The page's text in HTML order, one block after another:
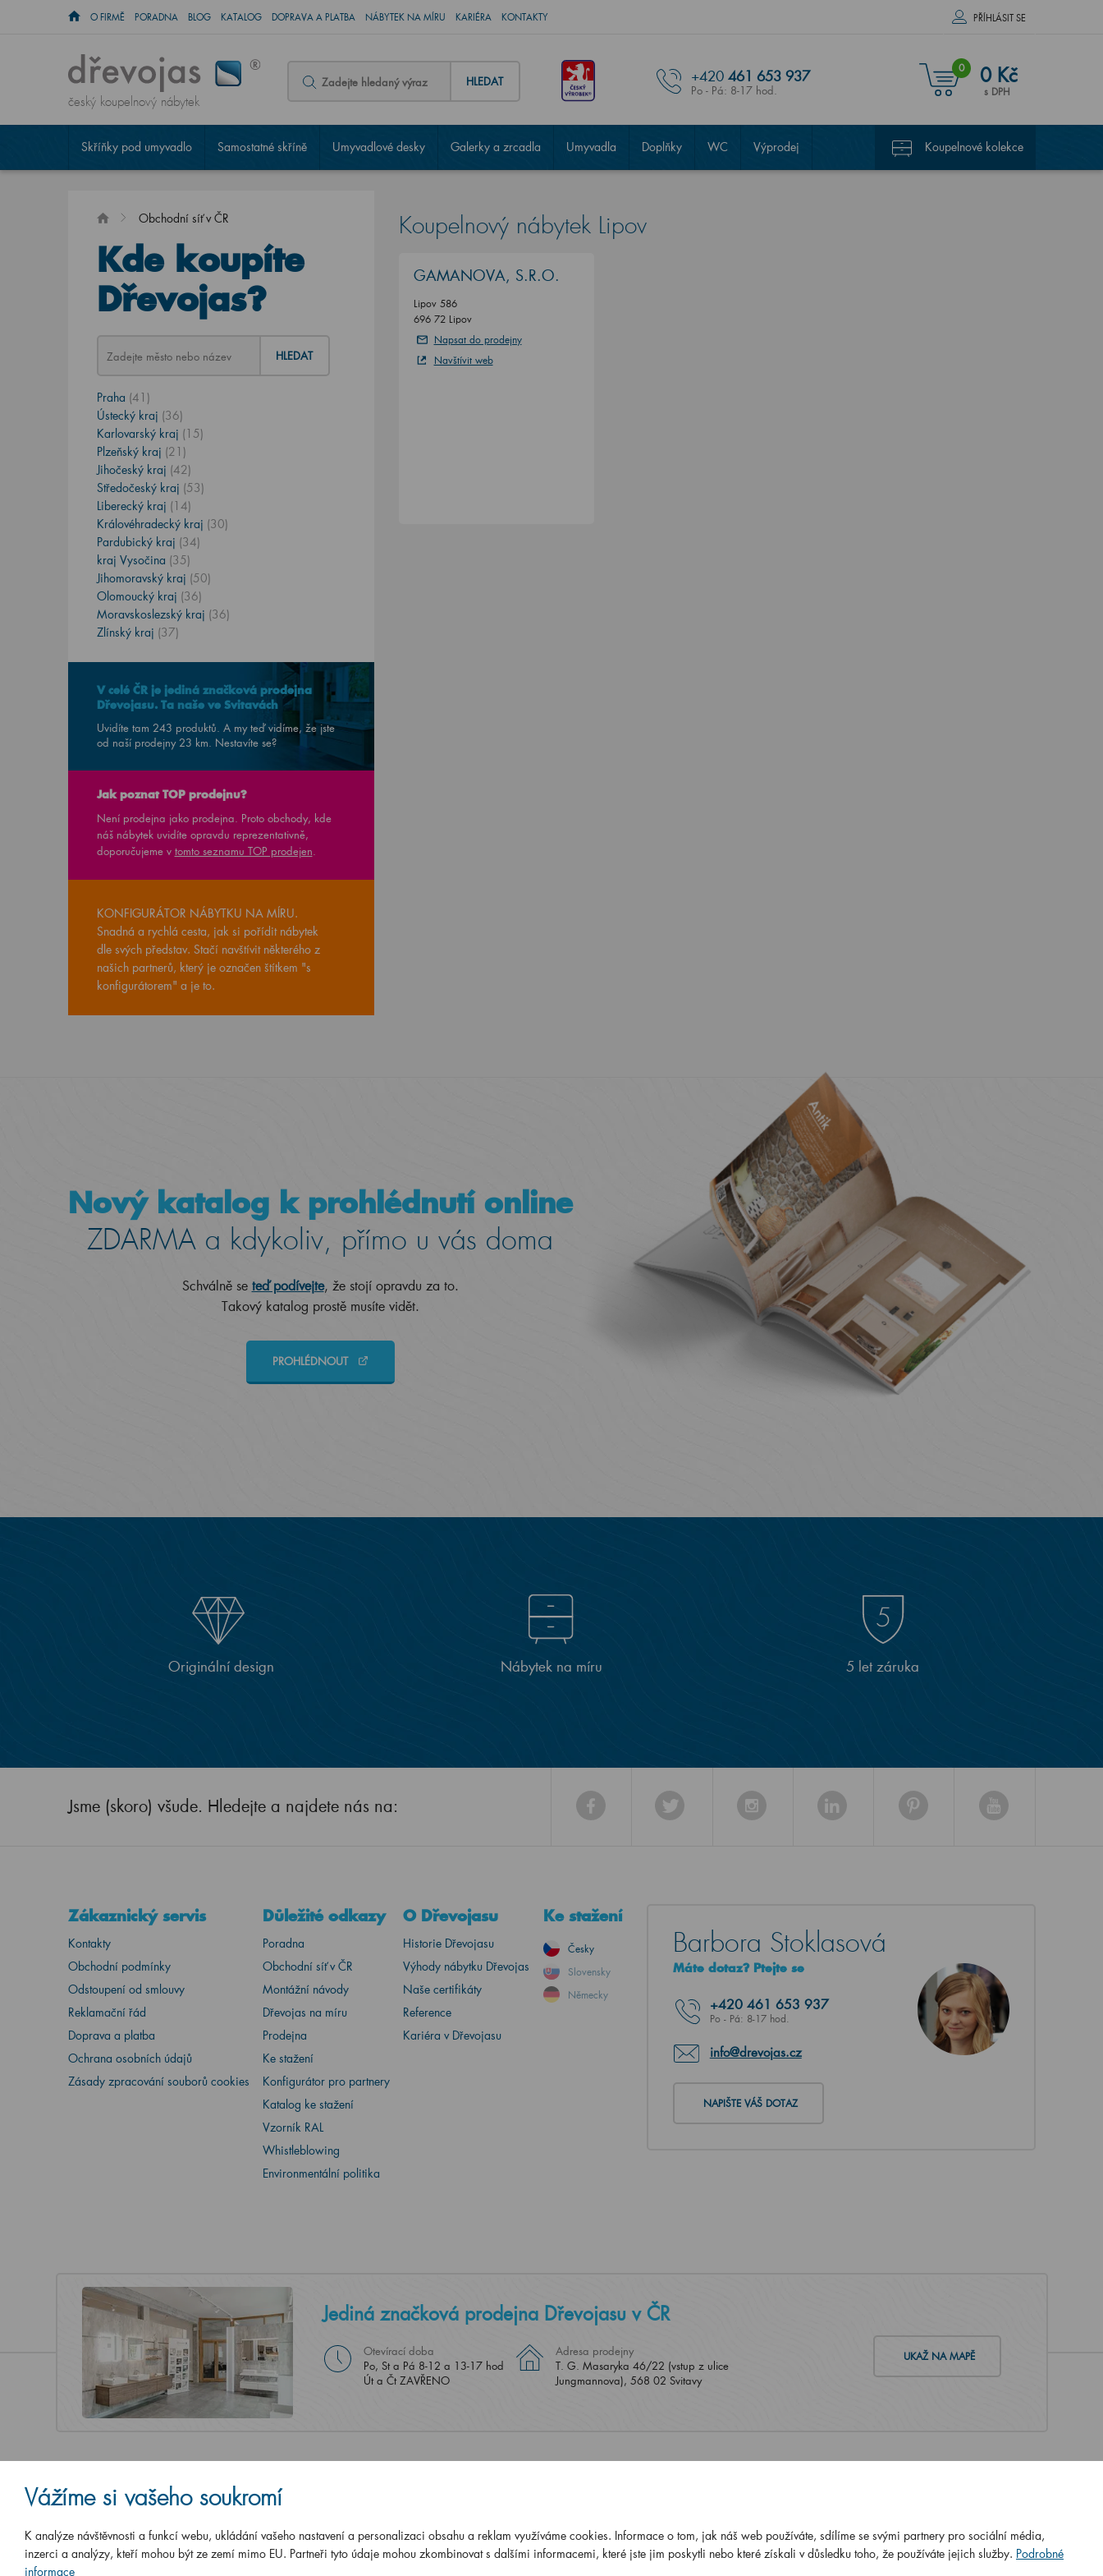
O FIRMĚ PORADNA BLOG KATALOG DOPRAVA A PLATBA NÁBYTEK NA MÍRU KARIÉRA KONTAKTY PŘÍHLÁSIT SE
český koupelnový nábytek
HLEDAT +420 461 653 937
Po - Pá: 8-17 hod.
0 0 Kč
s DPH
Skříňky pod umyvadlo Samostatné skříně Umyvadlové desky Galerky a zrcadla Umyvadla Doplňky WC Výprodej Koupelnové kolekce
Obchodní síť v ČR
Kde koupíte
Dřevojas?
HLEDAT
Praha (41)
Ústecký kraj (36)
Karlovarský kraj (15)
Plzeňský kraj (21)
Jihočeský kraj (42)
Středočeský kraj (53)
Liberecký kraj (14)
Královéhradecký kraj (30)
Pardubický kraj (34)
kraj Vysočina (35)
Jihomoravský kraj (50)
Olomoucký kraj (36)
Moravskoslezský kraj (36)
Zlínský kraj (37)
V celé ČR je jediná značková prodejna
Dřevojasu. Ta naše ve Svitavách
Uvidíte tam 243 produktů. A my teď vidíme, že jste
od naší prodejny 23 km. Nestavíte se?
Jak poznat TOP prodejnu?
Není prodejna jako prodejna. Proto obchody, kde
náš nábytek uvidíte opravdu reprezentativně,
doporučujeme v tomto seznamu TOP prodejen
KONFIGURÁTOR NÁBYTKU NA MÍRU.
Snadná a rychlá cesta, jak si pořídit nábytek
dle svých představ. Stačí navštívit některého z
našich partnerů, který je označen štítkem "s
konfigurátorem" a je to.
Koupelnový nábytek Lipov
GAMANOVA, S.R.O.
Lipov 586
696 72 Lipov
Napsat do prodejny
Navštívit web
Nový katalog k prohlédnutí online
ZDARMA a kdykoliv, přímo u vás doma
Schválně se teď podívejte, že stojí opravdu za to.
Takový katalog prostě musíte vidět.
PROHLÉDNOUT
Originální design Nábytek na míru 5 let záruka
Jsme (skoro) všude. Hledejte a najdete nás na:
Zákaznický servis
Kontakty
Obchodní podmínky
Odstoupení od smlouvy
Reklamační řád
Doprava a platba
Ochrana osobních údajů
Zásady zpracování souborů cookies
Důležité odkazy
Poradna
Obchodní síť v ČR
Montážní návody
Dřevojas na míru
Prodejna
Ke stažení
Konfigurátor pro partnery
Katalog ke stažení
Vzorník RAL
Whistleblowing
Environmentální politika
O Dřevojasu
Historie Dřevojasu
Výhody nábytku Dřevojas
Naše certifikáty
Reference
Kariéra v Dřevojasu
Ke stažení
Česky
Slovensky
Německy
Barbora Stoklasová
Máte dotaz? Ptejte se
+420 461 653 937
Po - Pá: 8-17 hod.
info@drevojas.cz
NAPIŠTE VÁŠ DOTAZ
Jediná značková prodejna Dřevojasu v ČR
Otevírací doba
Po, St a Pá 8-12 a 13-17 hod
Út a Čt ZAVŘENO
Adresa prodejny
T. G. Masaryka 46/22 (vstup z ulice
Jungmannova), 568 02 Svitavy
UKAŽ NA MAPĚ
ČSN EN ISO
ČSN EN ISO
Vážíme si vašeho soukromí
K analýze návštěvnosti a funkcí webu, ukládání vašeho nastavení a personalizaci obsahu a reklam využíváme cookies. Informace o tom, jak náš web používáte, sdílíme se svými partnery pro sociální média,
inzerci a analýzy, kteří mohou být ze zemí mimo EU. Partneři tyto údaje mohou zkombinovat s dalšími informacemi, které jste jim poskytli nebo které získali v důsledku toho, že používáte jejich služby. Podrobné
informace